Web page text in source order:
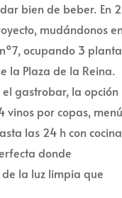
bien de beber. En
mudándonos en
ocupando 3
la Plaza de la Reina.
gastrobar, la opción
por copas,
las 24 h con cocina
donde
la luz limpia que